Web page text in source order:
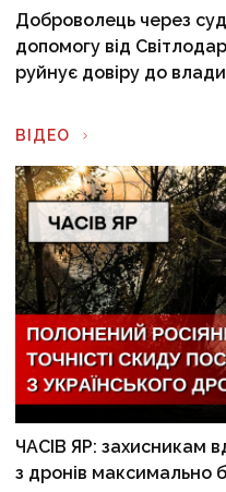
Доброволець через
допомогу від
руйнує довіру до влади
ВІДЕО
ЧАСІВ ЯР: захисникам
з дронів максимально